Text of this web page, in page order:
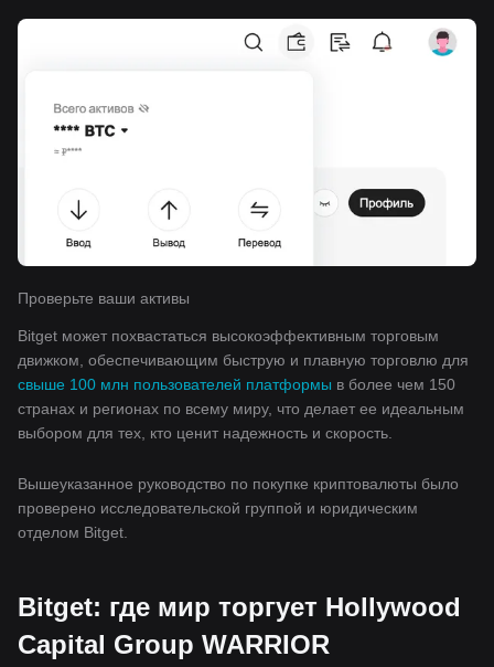
Проверьте ваши активы
Bitget может похвастаться высокоэффективным торговым
движком, обеспечивающим быструю и плавную торговлю для
свыше 100 млн пользователей платформы в более чем 150
странах и регионах по всему миру, что делает ее идеальным
выбором для тех, кто ценит надежность и скорость.
Вышеуказанное руководство по покупке криптовалюты было
проверено исследовательской группой и юридическим
отделом Bitget.
Bitget: где мир торгует Hollywood
Capital Group WARRIOR